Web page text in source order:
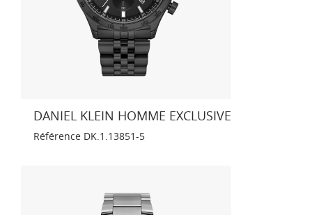
DANIEL KLEIN HOMME EXCLUSIVE
Référence DK.1.13851-5